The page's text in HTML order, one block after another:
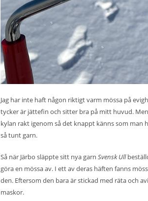
Jag har inte haft någon riktigt varm mössa på
tycker är jättefin och sitter bra på mitt huvud.
kylan rakt igenom så det knappt känns som man
så tunt garn.
Så när Järbo släppte sitt nya garn Svensk Ull
göra en mössa av. I ett av deras häften fanns
den. Eftersom den bara är stickad med räta och
maskor.